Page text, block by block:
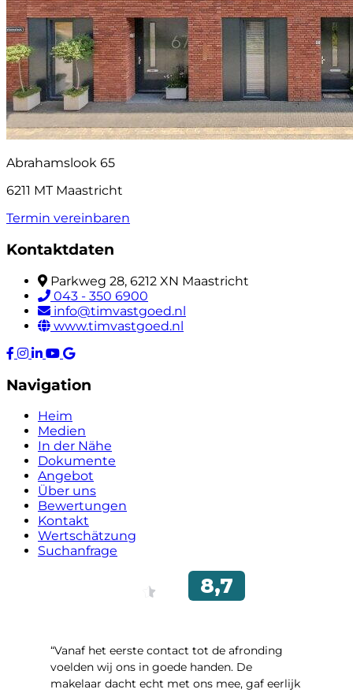
Abrahamslook 65
6211 MT Maastricht
Termin vereinbaren
Kontaktdaten
Parkweg 28, 6212 XN Maastricht
043 - 350 6900
info@timvastgoed.nl
www.timvastgoed.nl
Navigation
Heim
Medien
In der Nähe
Dokumente
Angebot
Über uns
Bewertungen
Kontakt
Wertschätzung
Suchanfrage
“Vanaf het eerste contact tot de afronding
voelden wij ons in goede handen. De
makelaar dacht echt met ons mee, gaf eerlijk